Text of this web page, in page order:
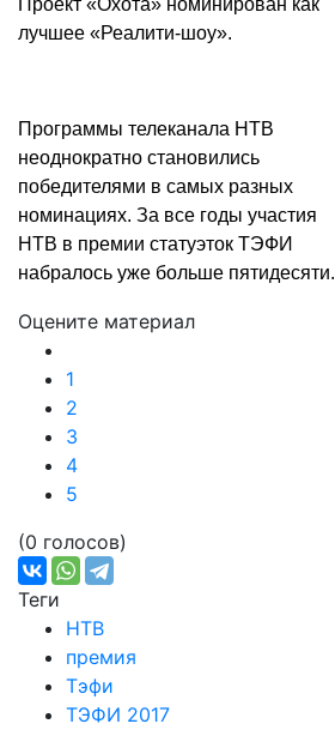
лучшее «Реалити-шоу».
Программы телеканала НТВ
неоднократно становились
победителями в самых разных
номинациях. За все годы участия
НТВ в премии статуэток ТЭФИ
набралось уже больше пятидесяти.
Оцените материал
1
2
3
4
5
(0 голосов)
Теги
НТВ
премия
Тэфи
ТЭФИ 2017